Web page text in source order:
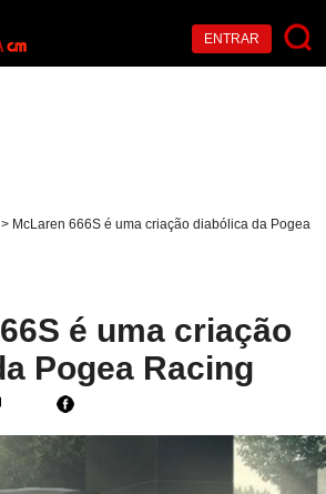
ENTRAR
> McLaren 666S é uma criação diabólica da Pogea
é uma criação
Pogea Racing